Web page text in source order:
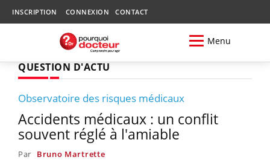
INSCRIPTION CONNEXION CONTACT
Menu
QUESTION D'ACTU
Observatoire des risques médicaux
Accidents médicaux : un conflit
souvent réglé à l'amiable
Par Bruno Martrette